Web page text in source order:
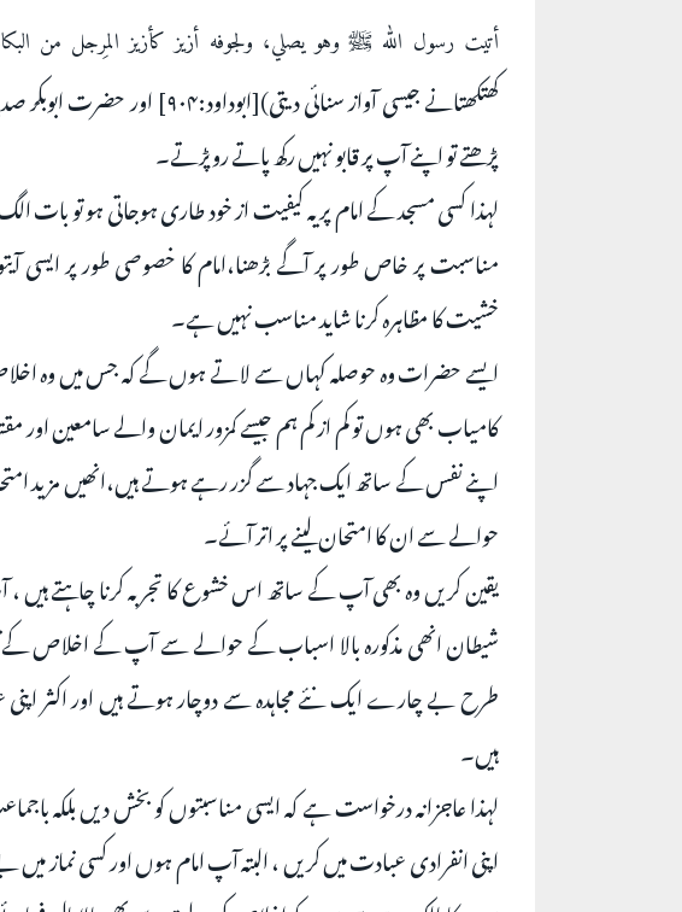
أتيت رسول الله ﷺ وهو يصلي، ولجوفه أزيز كأزيز المِرجل من
کھتکھتانے جیسی آواز سنائی
پڑھتے تو اپنے آپ پر قابو نہیں رکھ پاتے روپڑتے۔
لہذا کسی مسجد کے امام پر یہ کیفیت از خود طاری ہوجاتی ہو تو بات
مناسبت پر خاص طور پر آگے بڑھنا،امام کا خصوصی طور پر ایسی
خشیت کا مظاہرہ کرنا شاید مناسب نہیں ہے۔
ایسے حضرات وہ حوصلہ کہاں سے لاتے ہوں گے کہ جس میں وہ
کامیاب بھی ہوں تو کم از کم ہم جیسے کمزور ایمان والے سامعین اور
اپنے نفس کے ساتھ ایک جہاد سے گزر رہے ہوتے ہیں،انھیں مزید
حوالے سے ان کا امتحان لینے پر اتر آئے۔
یقین کریں وہ بھی آپ کے ساتھ اس خشوع کا تجربہ کرنا چاہتے ہیں
شیطان انھی مذکورہ بالا اسباب کے حوالے سے آپ کے اخلاص
طرح بے چارے ایک نئے مجاہدہ سے دوچار ہوتے ہیں اور اکثر
ہیں۔
لہذا عاجزانہ درخواست ہے کہ ایسی مناسبتوں کو بخش دیں بلکہ
اپنی انفرادی عبادت میں کریں ، البتہ آپ امام ہوں اور کسی نماز